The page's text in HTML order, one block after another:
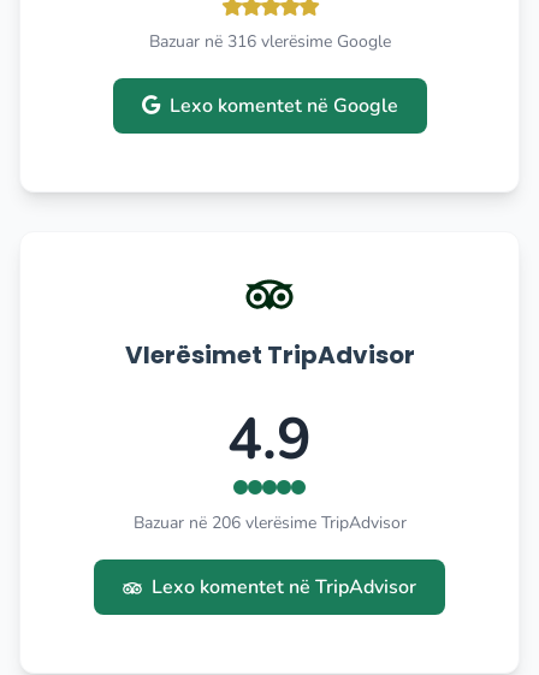
Bazuar në 316 vlerësime Google
Lexo komentet në Google
Vlerësimet TripAdvisor
4.9
Bazuar në 206 vlerësime TripAdvisor
Lexo komentet në TripAdvisor